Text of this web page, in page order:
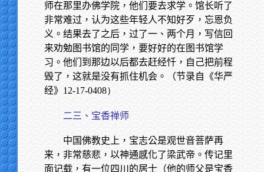
师在那里办佛学院，他们要去求学。馆长听了
非常难过，认为这些年轻人不知好歹，忘恩负
义。结果去了之后，过了一、两个月，写信回
来劝勉图书馆的同学，要好好的在图书馆学
习。他们到那边以后都去赶经忏，自己把前程
毁了，这就是没有抓住机会。（节录自《华严
经》 12-17-0408）
二三、宝香禅师
中国佛教史上，宝志公是观世音菩萨再
来，非常慈悲，以神通感化了梁武帝。传记里
面记载，有一位四川的居士（他的师父是宝香